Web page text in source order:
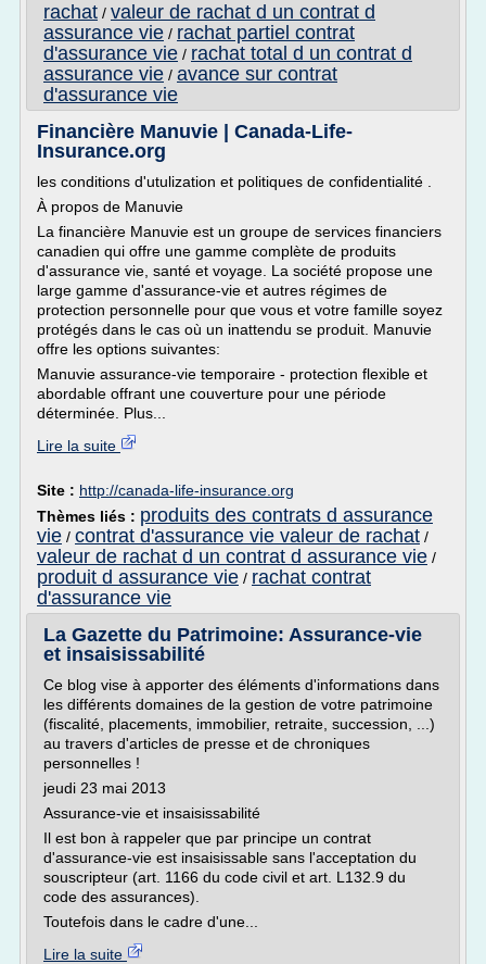
rachat / valeur de rachat d un contrat d
assurance vie / rachat partiel contrat
d'assurance vie / rachat total d un contrat d
assurance vie / avance sur contrat
d'assurance vie
Financière Manuvie | Canada-Life-
Insurance.org
les conditions d'utulization et politiques de confidentialité .
À propos de Manuvie
La financière Manuvie est un groupe de services financiers
canadien qui offre une gamme complète de produits
d'assurance vie, santé et voyage. La société propose une
large gamme d'assurance-vie et autres régimes de
protection personnelle pour que vous et votre famille soyez
protégés dans le cas où un inattendu se produit. Manuvie
offre les options suivantes:
Manuvie assurance-vie temporaire - protection flexible et
abordable offrant une couverture pour une période
déterminée. Plus...
Lire la suite
Site : http://canada-life-insurance.org
Thèmes liés : produits des contrats d assurance
vie / contrat d'assurance vie valeur de rachat /
valeur de rachat d un contrat d assurance vie /
produit d assurance vie / rachat contrat
d'assurance vie
La Gazette du Patrimoine: Assurance-vie
et insaisissabilité
Ce blog vise à apporter des éléments d'informations dans
les différents domaines de la gestion de votre patrimoine
(fiscalité, placements, immobilier, retraite, succession, ...)
au travers d'articles de presse et de chroniques
personnelles !
jeudi 23 mai 2013
Assurance-vie et insaisissabilité
Il est bon à rappeler que par principe un contrat
d'assurance-vie est insaisissable sans l'acceptation du
souscripteur (art. 1166 du code civil et art. L132.9 du
code des assurances).
Toutefois dans le cadre d'une...
Lire la suite